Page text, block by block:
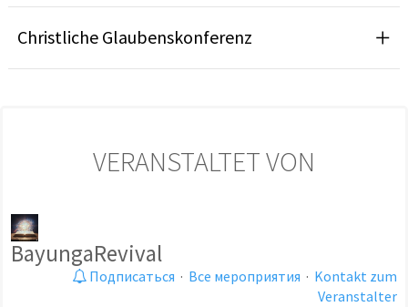
Christliche Glaubenskonferenz
VERANSTALTET VON
BayungaRevival
Подписаться · Все мероприятия · Kontakt zum
Veranstalter